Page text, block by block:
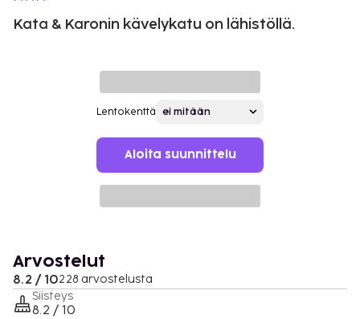
Kata & Karonin kävelykatu on lähistöllä.
Lentokenttä
Aloita suunnittelu
Arvostelut
8.2 / 10228 arvostelusta
Siisteys
8.2 / 10